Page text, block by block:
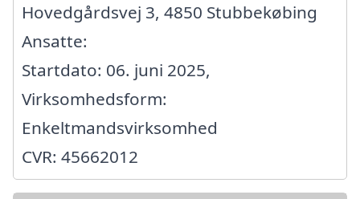
Hovedgårdsvej 3, 4850 Stubbekøbing
Ansatte:
Startdato: 06. juni 2025,
Virksomhedsform:
Enkeltmandsvirksomhed
CVR: 45662012